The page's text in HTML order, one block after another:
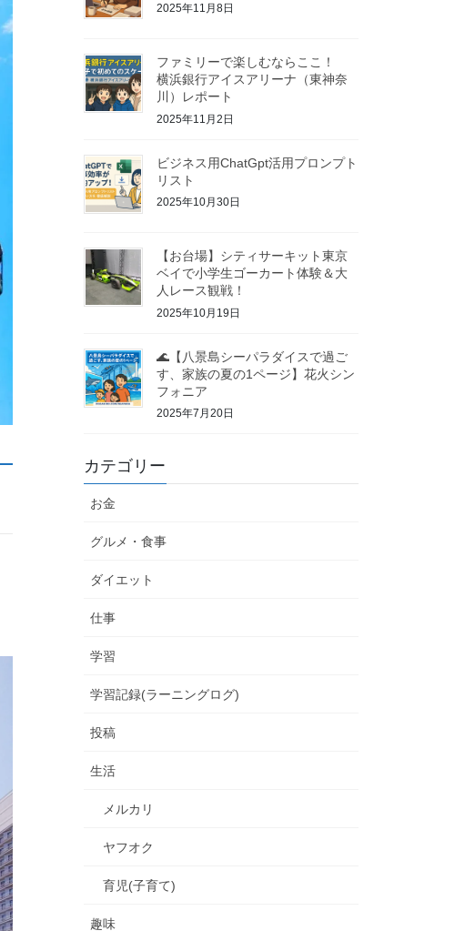
2025年11月8日
ファミリーで楽しむならここ！
横浜銀行アイスアリーナ（東神奈
川）レポート
2025年11月2日
ビジネス用ChatGpt活用プロンプト
リスト
2025年10月30日
【お台場】シティサーキット東京
ベイで小学生ゴーカート体験＆大
人レース観戦！
2025年10月19日
🌊【八景島シーパラダイスで過ご
す、家族の夏の1ページ】花火シン
フォニア
2025年7月20日
カテゴリー
お金
グルメ・食事
ダイエット
仕事
学習
学習記録(ラーニングログ)
投稿
生活
メルカリ
ヤフオク
育児(子育て)
趣味